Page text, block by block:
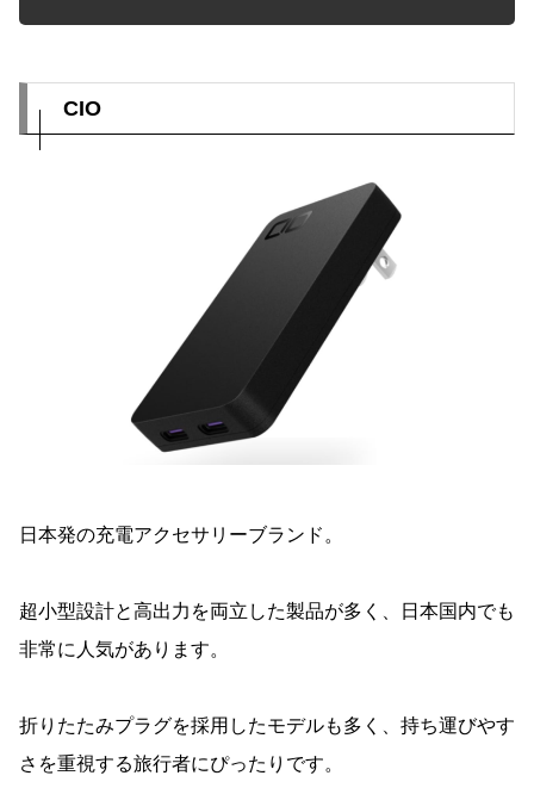
CIO
日本発の充電アクセサリーブランド。
超小型設計と高出力を両立した製品が多く、日本国内でも
非常に人気があります。
折りたたみプラグを採用したモデルも多く、持ち運びやす
さを重視する旅行者にぴったりです。